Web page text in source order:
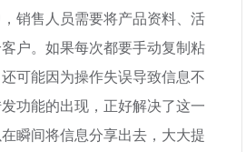
销售人员需要将产品资料、活
户。如果每次都要手动复制粘
可能因为操作失误导致信息不
功能的出现，正好解决了这一
瞬间将信息分享出去，大大提